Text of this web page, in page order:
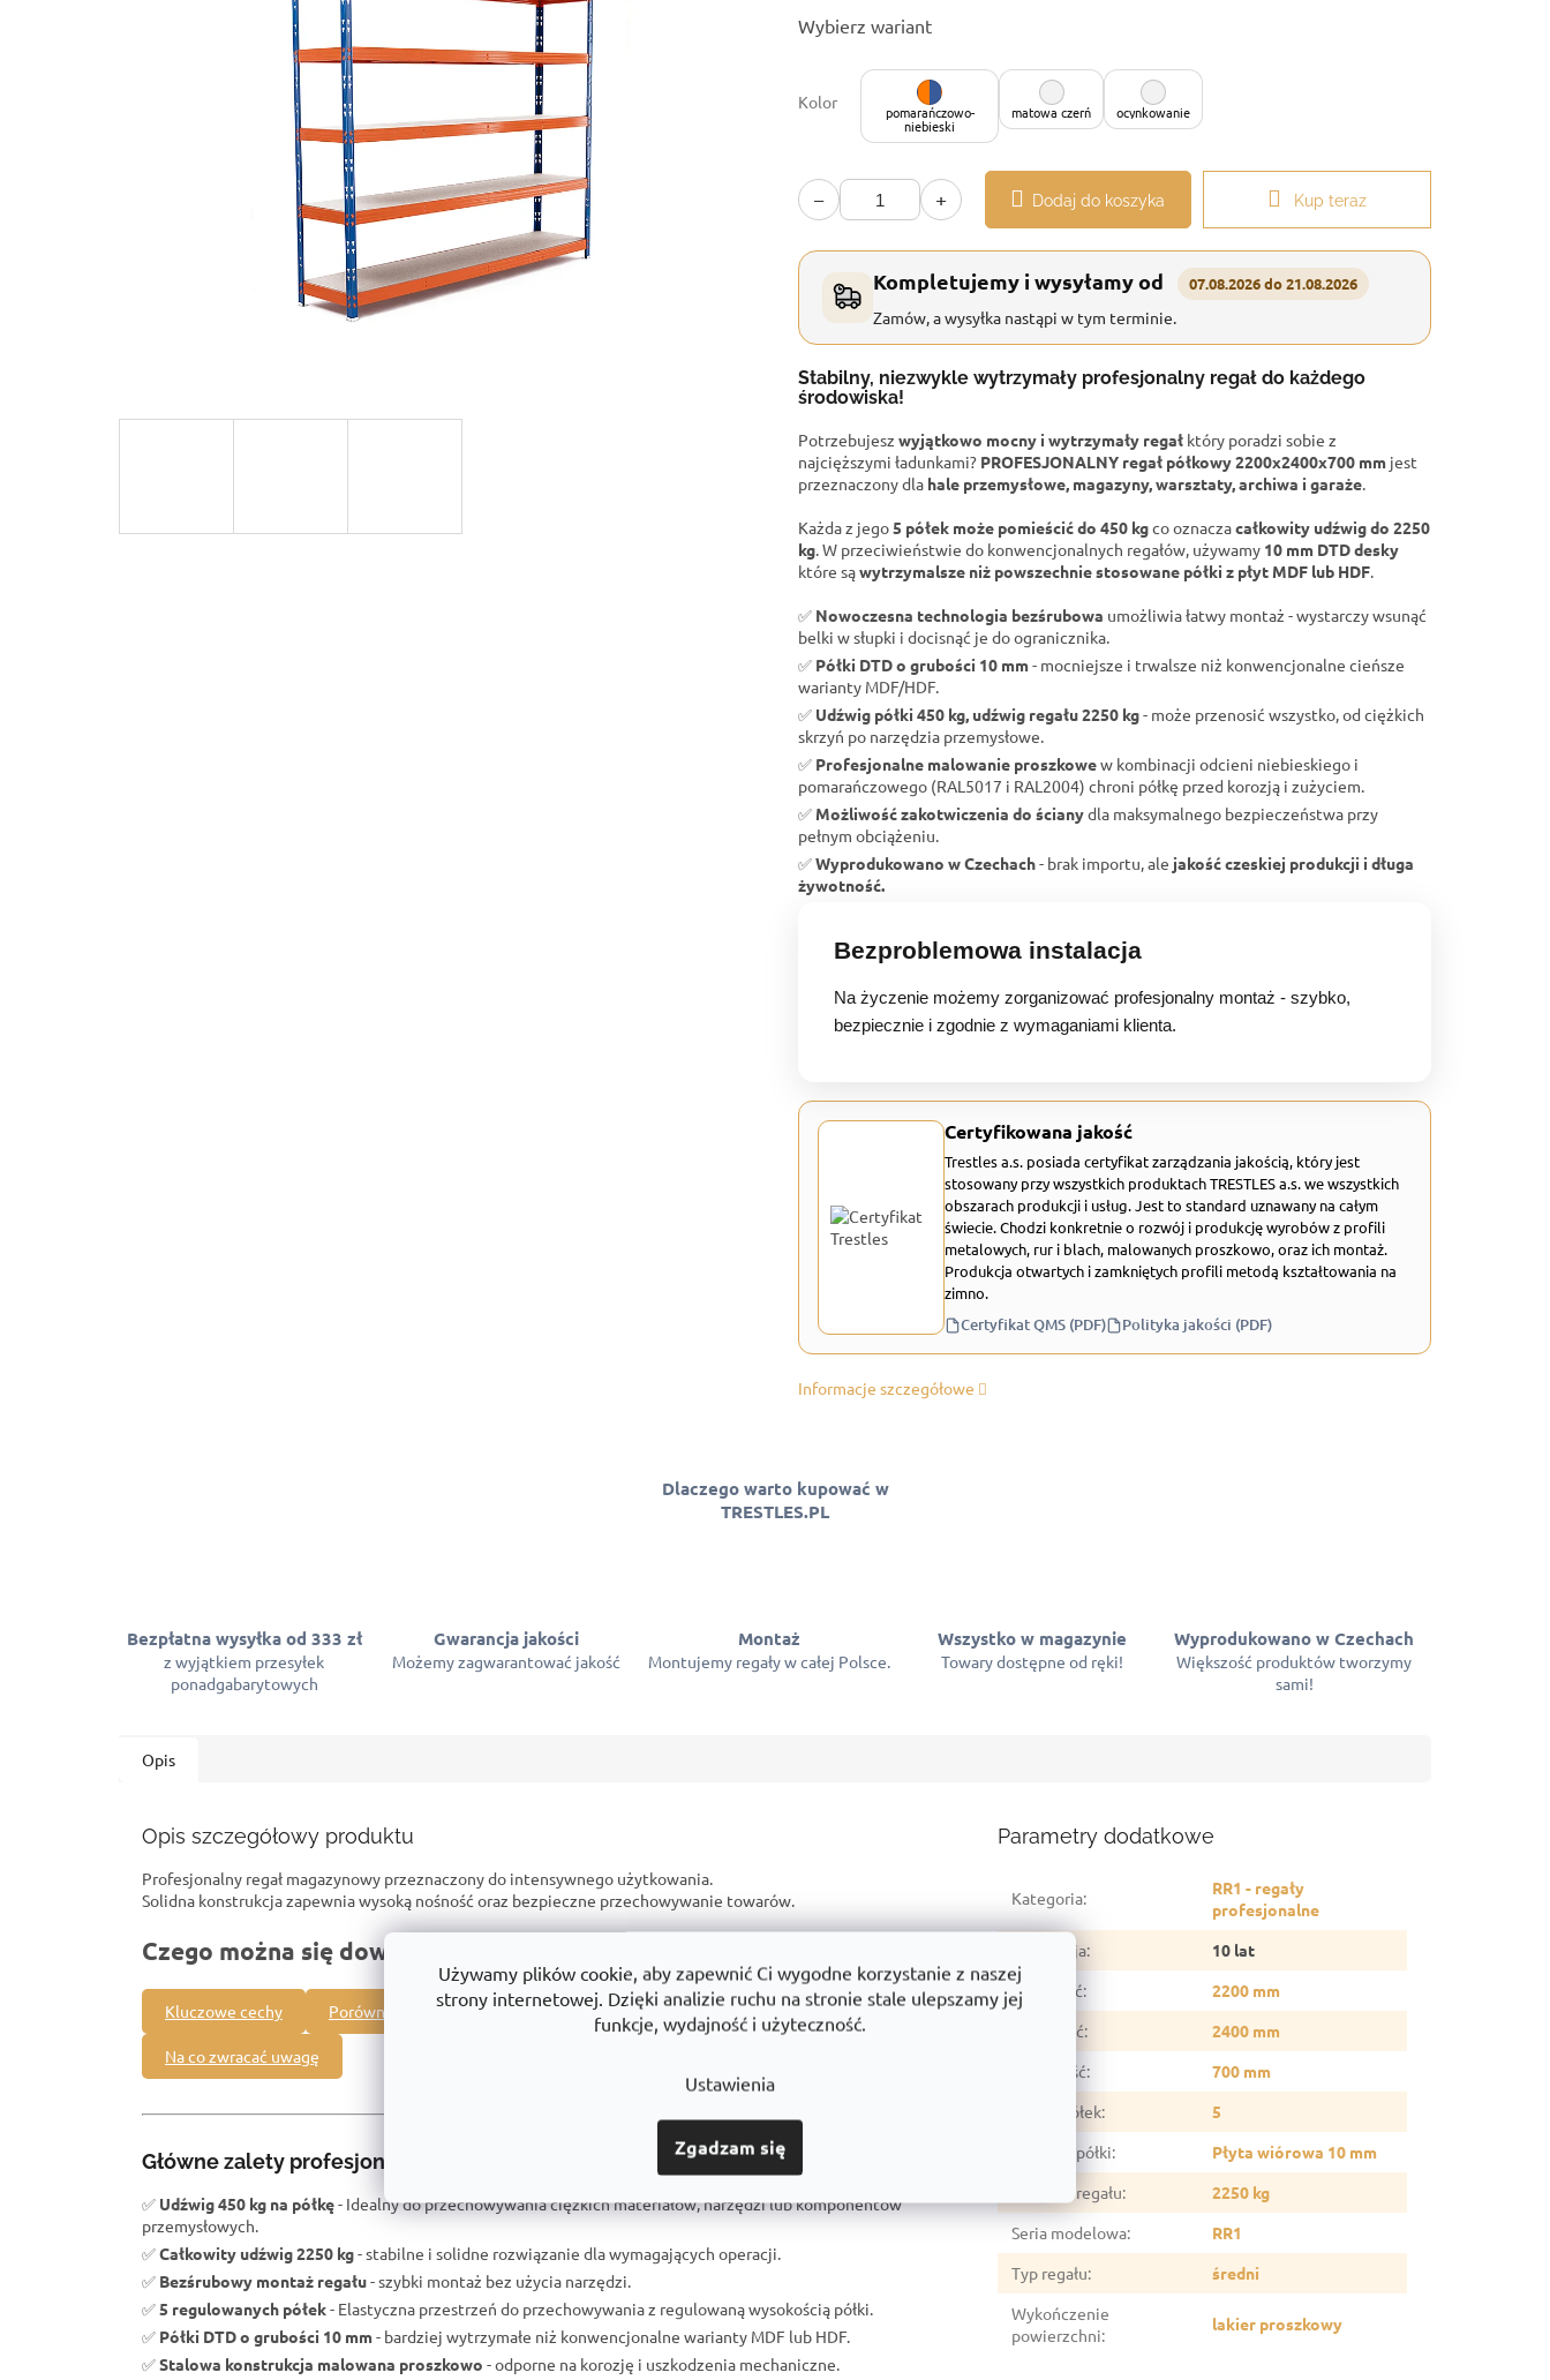
Używamy plików cookie, aby zapewnić Ci wygodne korzystanie z naszej
strony internetowej. Dzięki analizie ruchu na stronie stale ulepszamy jej
funkcje, wydajność i użyteczność.
Ustawienia
Zgadzam się
jednostkowa:
Wybierz wariant
Kolor pomarańczowo-
niebieski
matowa czerń ocynkowanie
− + Dodaj do koszyka Kup teraz
Kompletujemy i wysyłamy od 07.08.2026 do 21.08.2026
Zamów, a wysyłka nastąpi w tym terminie.
Stabilny, niezwykle wytrzymały profesjonalny regał do każdego
środowiska!
Potrzebujesz wyjątkowo mocny i wytrzymały regał który poradzi sobie z
najcięższymi ładunkami? PROFESJONALNY regał półkowy 2200x2400x700 mm jest
przeznaczony dla hale przemysłowe, magazyny, warsztaty, archiwa i garaże.
Każda z jego5 półek może pomieścić do 450 kgco oznaczacałkowity udźwig do 2250
kg. W przeciwieństwie do konwencjonalnych regałów, używamy 10 mm DTD desky
które sąwytrzymalsze niż powszechnie stosowane półki z płyt MDF lub HDF.
✅ Nowoczesna technologia bezśrubowa umożliwia łatwy montaż - wystarczy wsunąć
belki w słupki i docisnąć je do ogranicznika.
✅ Półki DTD o grubości 10 mm- mocniejsze i trwalsze niż konwencjonalne cieńsze
warianty MDF/HDF.
✅ Udźwig półki 450 kg, udźwig regału 2250 kg- może przenosić wszystko, od ciężkich
skrzyń po narzędzia przemysłowe.
✅ Profesjonalne malowanie proszkowew kombinacji odcieni niebieskiego i
pomarańczowego (RAL5017 i RAL2004) chroni półkę przed korozją i zużyciem.
✅ Możliwość zakotwiczenia do ścianydla maksymalnego bezpieczeństwa przy
pełnym obciążeniu.
✅Wyprodukowano w Czechach- brak importu, ale jakość czeskiej produkcji i długa
żywotność.
Bezproblemowa instalacja
Na życzenie możemy zorganizować profesjonalny montaż - szybko,
bezpiecznie i zgodnie z wymaganiami klienta.
Certyfikowana jakość
Trestles a.s. posiada certyfikat zarządzania jakością, który jest
stosowany przy wszystkich produktach TRESTLES a.s. we wszystkich
obszarach produkcji i usług. Jest to standard uznawany na całym
świecie. Chodzi konkretnie o rozwój i produkcję wyrobów z profili
metalowych, rur i blach, malowanych proszkowo, oraz ich montaż.
Produkcja otwartych i zamkniętych profili metodą kształtowania na
zimno.
Certyfikat QMS (PDF) Polityka jakości (PDF)
Informacje szczegółowe
Dlaczego warto kupować w
TRESTLES.PL
Bezpłatna wysyłka od 333 zł
z wyjątkiem przesyłek
ponadgabarytowych
Gwarancja jakości
Możemy zagwarantować jakość
Montaż
Montujemy regały w całej Polsce.
Wszystko w magazynie
Towary dostępne od ręki!
Wyprodukowano w Czechach
Większość produktów tworzymy
sami!
Opis
Opis szczegółowy produktu
Profesjonalny regał magazynowy przeznaczony do intensywnego użytkowania.
Solidna konstrukcja zapewnia wysoką nośność oraz bezpieczne przechowywanie towarów.
Czego można się dowiedzieć o tym produkcie? Na przykład:
Kluczowe cechy Porównanie z innymi produktami Dlaczego jest to dobry wybór
Na co zwracać uwagę
Główne zalety profesjonalnego regału:
✅ Udźwig 450 kg na półkę- Idealny do przechowywania ciężkich materiałów, narzędzi lub komponentów
przemysłowych.
✅Całkowity udźwig 2250 kg- stabilne i solidne rozwiązanie dla wymagających operacji.
✅ Bezśrubowy montaż regału- szybki montaż bez użycia narzędzi.
✅5 regulowanych półek- Elastyczna przestrzeń do przechowywania z regulowaną wysokością półki.
✅ Półki DTD o grubości 10 mm- bardziej wytrzymałe niż konwencjonalne warianty MDF lub HDF.
✅Stalowa konstrukcja malowana proszkowo - odporne na korozję i uszkodzenia mechaniczne.
Parametry dodatkowe
Kategoria:
RR1 - regały
profesjonalne
Gwarancja:
10 lat
Wysokość:
2200 mm
Szerokość:
2400 mm
Głębokość:
700 mm
Liczba półek:
5
Materiał półki:
Płyta wiórowa 10 mm
Nośność regału:
2250 kg
Seria modelowa:
RR1
Typ regału:
średni
Wykończenie
powierzchni:
lakier proszkowy